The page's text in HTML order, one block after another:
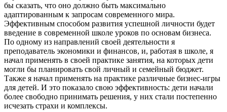
бы сказать, что оно должно быть максимально
адаптированным к запросам современного мира.
Эффективным способом развития успешной личности будет
введение в современной школе уроков по основам бизнеса.
По одному из направлений своей деятельности я
преподаватель экономики и финансов, и, работая в школе, я
начал применять в своей практике занятия, на которых дети
могли бы планировать свой личный и семейный бюджет.
Также я начал применять на практике различные бизнес-игры
для детей. И это показало свою эффективность: дети начали
более свободно принимать решения, у них стали постепенно
исчезать страхи и комплексы.